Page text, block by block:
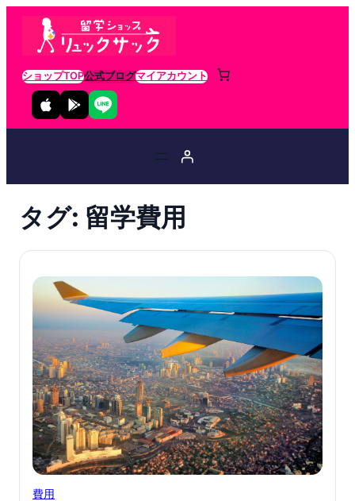
ショップTOP公式ブログマイアカウント
タグ: 留学費用
費用